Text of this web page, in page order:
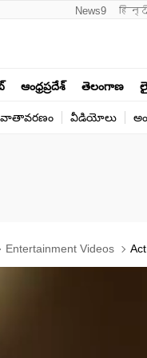
News9
ఆంధ్రప్రదేశ్ తెలంగాణ
వాతావరణం వీడియోలు
Entertainment Videos